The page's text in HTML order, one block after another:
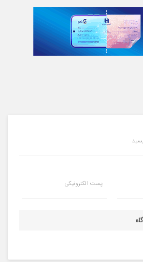
پست الکترونیکی